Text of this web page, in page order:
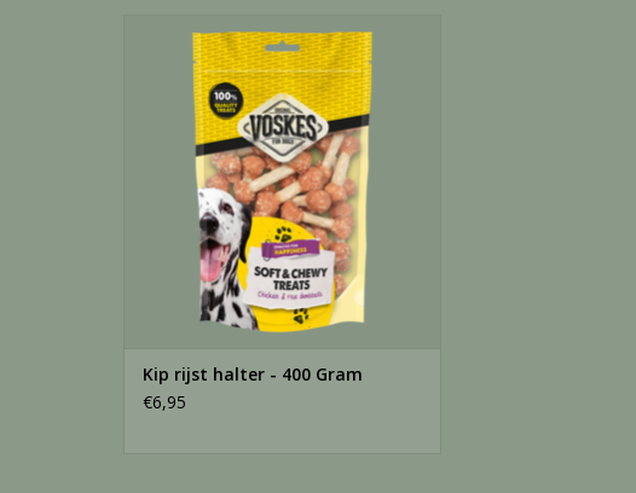
Kip rijst halter - 400 Gram
TOEVOEGEN AAN WINKELWAGEN
Kip rijst halter - 400 Gram
€6,95